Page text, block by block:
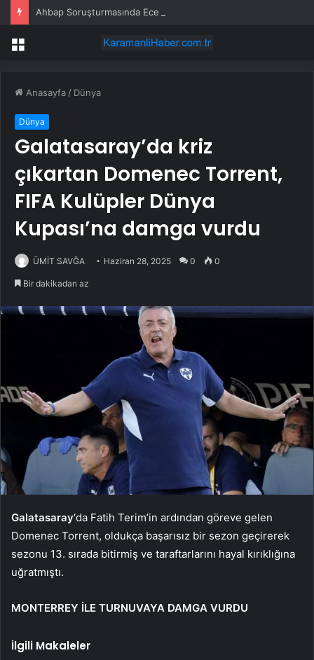
Menü
Anasayfa / Dünya
Dünya
Galatasaray’da kriz
çıkartan Domenec Torrent,
FIFA Kulüpler Dünya
Kupası’na damga vurdu
ÜMİT SAVĞA Haziran 28, 2025 0 0
Bir dakikadan az
Galatasaray‘da Fatih Terim’in ardından göreve gelen
Domenec Torrent, oldukça başarısız bir sezon geçirerek
sezonu 13. sırada bitirmiş ve taraftarlarını hayal kırıklığına
uğratmıştı.
MONTERREY İLE TURNUVAYA DAMGA VURDU
İlgili Makaleler